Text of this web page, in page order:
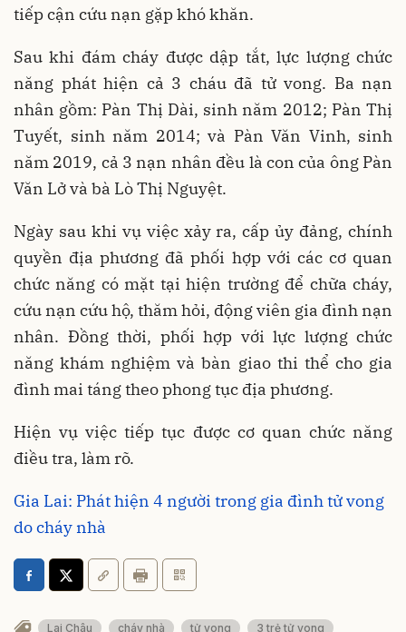
tiếp cận cứu nạn gặp khó khăn.
Sau khi đám cháy được dập tắt, lực lượng chức
năng phát hiện cả 3 cháu đã tử vong. Ba nạn
nhân gồm: Pàn Thị Dài, sinh năm 2012; Pàn Thị
Tuyết, sinh năm 2014; và Pàn Văn Vinh, sinh
năm 2019, cả 3 nạn nhân đều là con của ông Pàn
Văn Lở và bà Lò Thị Nguyệt.
Ngày sau khi vụ việc xảy ra, cấp ủy đảng, chính
quyền địa phương đã phối hợp với các cơ quan
chức năng có mặt tại hiện trường để chữa cháy,
cứu nạn cứu hộ, thăm hỏi, động viên gia đình nạn
nhân. Đồng thời, phối hợp với lực lượng chức
năng khám nghiệm và bàn giao thi thể cho gia
đình mai táng theo phong tục địa phương.
Hiện vụ việc tiếp tục được cơ quan chức năng
điều tra, làm rõ.
Gia Lai: Phát hiện 4 người trong gia đình tử vong
do cháy nhà
Lai Châu cháy nhà tử vong 3 trẻ tử vong